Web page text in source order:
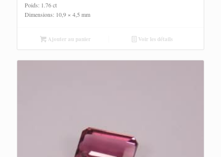
Poids: 1.76 ct
Dimensions: 10,9 × 4,5 mm
Ajouter au panier Voir les détails